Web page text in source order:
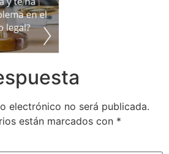
electrónico no será publicada.
están marcados con *